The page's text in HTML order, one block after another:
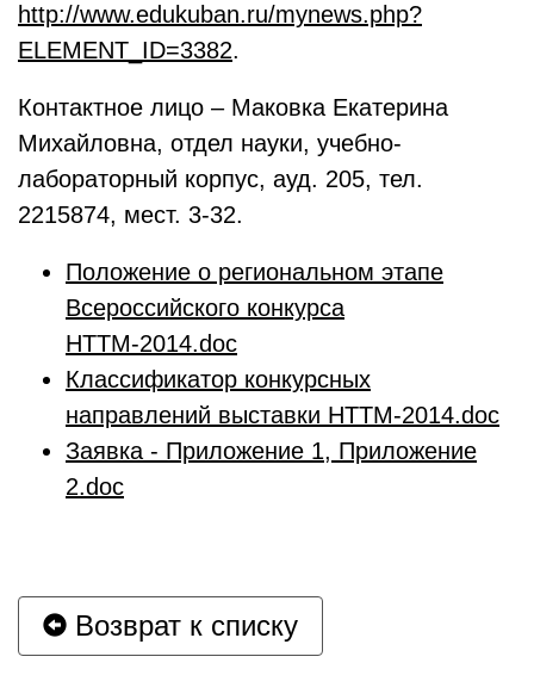
http://www.edukuban.ru/mynews.php?
ELEMENT_ID=3382.
Контактное лицо – Маковка Екатерина
Михайловна, отдел науки, учебно-
лабораторный корпус, ауд. 205, тел.
2215874, мест. 3-32.
Положение о региональном этапе
Всероссийского конкурса
НТТМ-2014.doc
Классификатор конкурсных
направлений выставки НТТМ-2014.doc
Заявка - Приложение 1, Приложение
2.doc
Возврат к списку